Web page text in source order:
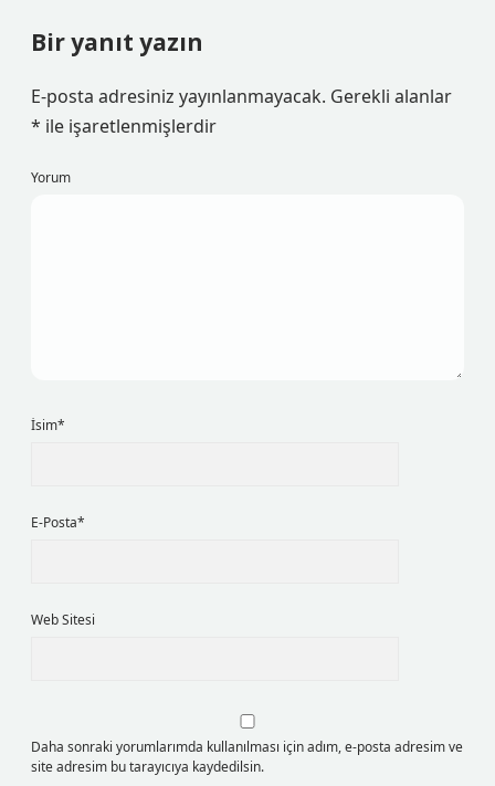
Bir yanıt yazın
E-posta adresiniz yayınlanmayacak. Gerekli alanlar
* ile işaretlenmişlerdir
Yorum
İsim*
E-Posta*
Web Sitesi
Daha sonraki yorumlarımda kullanılması için adım, e-posta adresim ve
site adresim bu tarayıcıya kaydedilsin.